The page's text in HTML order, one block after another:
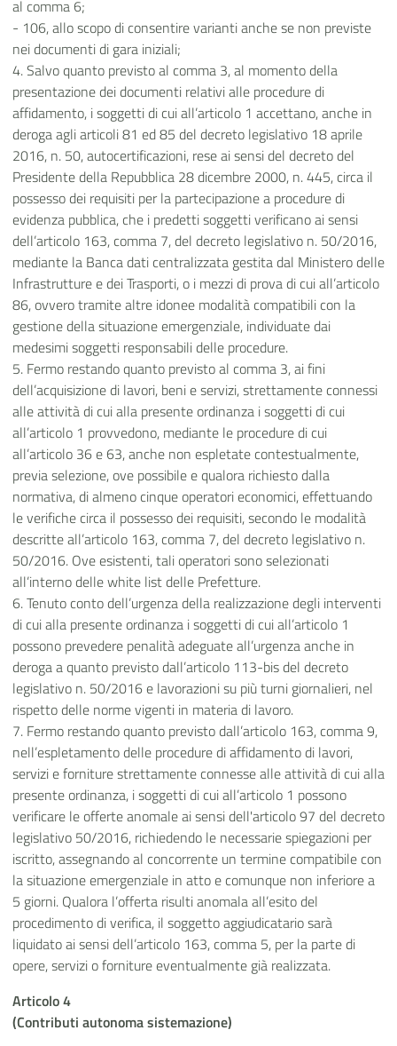
al comma 6;
- 106, allo scopo di consentire varianti anche se non previste
nei documenti di gara iniziali;
4. Salvo quanto previsto al comma 3, al momento della
presentazione dei documenti relativi alle procedure di
affidamento, i soggetti di cui all’articolo 1 accettano, anche in
deroga agli articoli 81 ed 85 del decreto legislativo 18 aprile
2016, n. 50, autocertificazioni, rese ai sensi del decreto del
Presidente della Repubblica 28 dicembre 2000, n. 445, circa il
possesso dei requisiti per la partecipazione a procedure di
evidenza pubblica, che i predetti soggetti verificano ai sensi
dell’articolo 163, comma 7, del decreto legislativo n. 50/2016,
mediante la Banca dati centralizzata gestita dal Ministero delle
Infrastrutture e dei Trasporti, o i mezzi di prova di cui all’articolo
86, ovvero tramite altre idonee modalità compatibili con la
gestione della situazione emergenziale, individuate dai
medesimi soggetti responsabili delle procedure.
5. Fermo restando quanto previsto al comma 3, ai fini
dell’acquisizione di lavori, beni e servizi, strettamente connessi
alle attività di cui alla presente ordinanza i soggetti di cui
all’articolo 1 provvedono, mediante le procedure di cui
all’articolo 36 e 63, anche non espletate contestualmente,
previa selezione, ove possibile e qualora richiesto dalla
normativa, di almeno cinque operatori economici, effettuando
le verifiche circa il possesso dei requisiti, secondo le modalità
descritte all’articolo 163, comma 7, del decreto legislativo n.
50/2016. Ove esistenti, tali operatori sono selezionati
all’interno delle white list delle Prefetture.
6. Tenuto conto dell’urgenza della realizzazione degli interventi
di cui alla presente ordinanza i soggetti di cui all’articolo 1
possono prevedere penalità adeguate all’urgenza anche in
deroga a quanto previsto dall’articolo 113-bis del decreto
legislativo n. 50/2016 e lavorazioni su più turni giornalieri, nel
rispetto delle norme vigenti in materia di lavoro.
7. Fermo restando quanto previsto dall’articolo 163, comma 9,
nell’espletamento delle procedure di affidamento di lavori,
servizi e forniture strettamente connesse alle attività di cui alla
presente ordinanza, i soggetti di cui all’articolo 1 possono
verificare le offerte anomale ai sensi dell'articolo 97 del decreto
legislativo 50/2016, richiedendo le necessarie spiegazioni per
iscritto, assegnando al concorrente un termine compatibile con
la situazione emergenziale in atto e comunque non inferiore a
5 giorni. Qualora l’offerta risulti anomala all’esito del
procedimento di verifica, il soggetto aggiudicatario sarà
liquidato ai sensi dell’articolo 163, comma 5, per la parte di
opere, servizi o forniture eventualmente già realizzata.
Articolo 4
(Contributi autonoma sistemazione)